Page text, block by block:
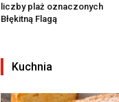
liczby plaż oznaczonych
Błękitną Flagą
Kuchnia